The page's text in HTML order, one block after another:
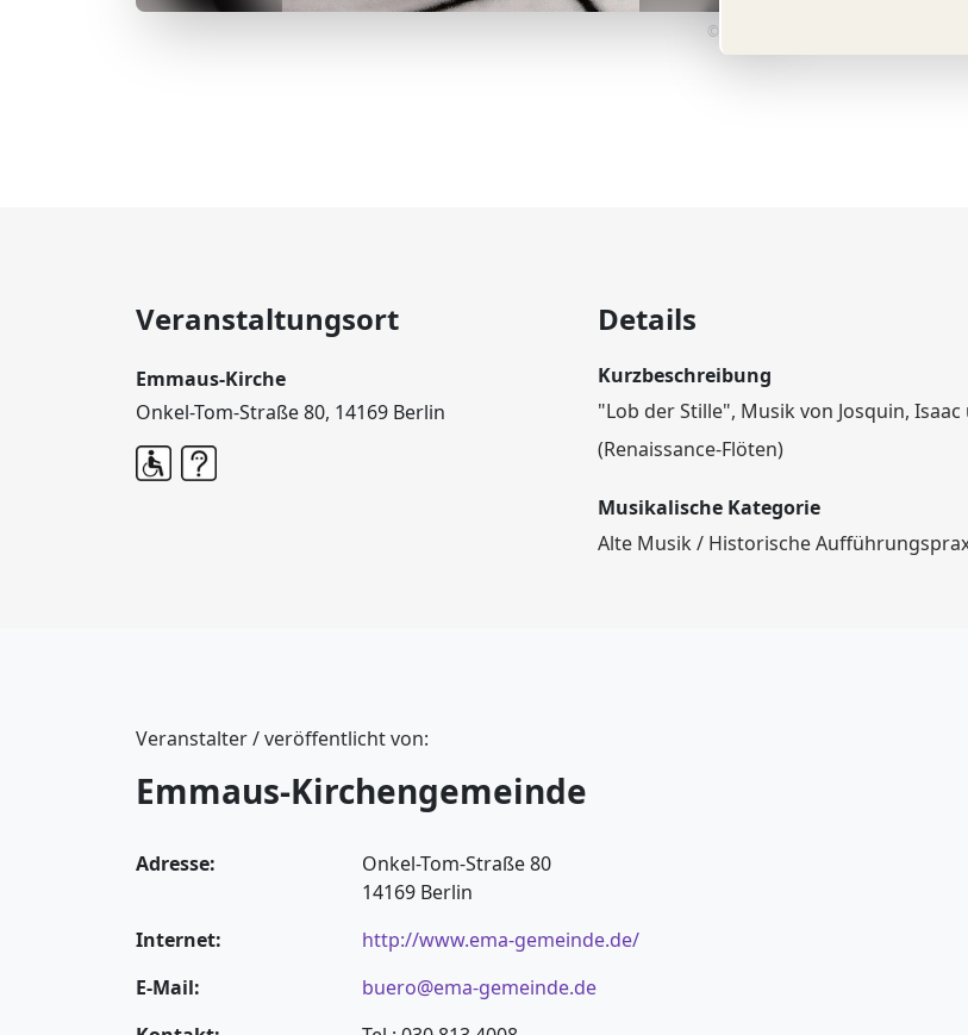
© A. Burger
Veranstaltungsort
Emmaus-Kirche
Onkel-Tom-Straße 80, 14169 Berlin
Details
Kurzbeschreibung
"Lob der Stille", Musik von Josquin,
(Renaissance-Flöten)
Musikalische Kategorie
Alte Musik / Historische
Veranstalter / veröffentlicht von:
Emmaus-Kirchengemeinde
Adresse:
Onkel-Tom-Straße 80
14169 Berlin
Internet:
http://www.ema-gemeinde.de/
E-Mail:
buero@ema-gemeinde.de